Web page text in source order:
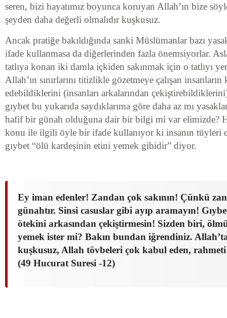
seren, bizi hayatımız boyunca koruyan Allah’ın bize
şeyden daha değerli olmalıdır kuşkusuz.
Ancak pratiğe bakıldığında sanki Müslümanlar bazı
ifade kullanmasa da diğerlerinden fazla önemsiyorlar.
tatlıya konan iki damla içkiden sakınmak için o tatlıyı
Allah’ın sınırlarını titizlikle gözetmeye çalışan
edebildiklerini (insanları arkalarından
gıybet bu yukarıda saydıklarıma göre daha az mı
hafif bir günah olduğuna dair bir bilgi mi var elimizde?
konu ile ilgili öyle bir ifade kullanıyor ki insanın tüyleri
gıybet “ölü kardeşinin etini yemek gibidir” diyor.
Ey iman edenler! Zandan çok sakının! Çünkü
günahtır. Sinsi casuslar gibi ayıp aramayın!
ötekini arkasından çekiştirmesin! Sizden biri,
yemek ister mi? Bakın bundan iğrendiniz.
kuşkusuz, Allah tövbeleri çok kabul eden, rahmeti
(49 Hucurat Suresi -12)